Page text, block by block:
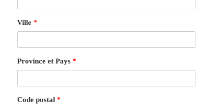
Ville *
Province et Pays *
Code postal *